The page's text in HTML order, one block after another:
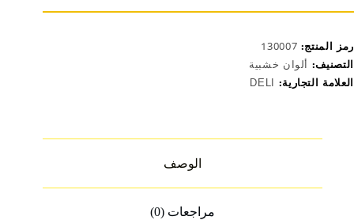
(12
لون)
EC00307
رمز المنتج: 130007
التصنيف: ألوان خشبية
العلامة التجارية: DELI
الوصف
مراجعات (0)